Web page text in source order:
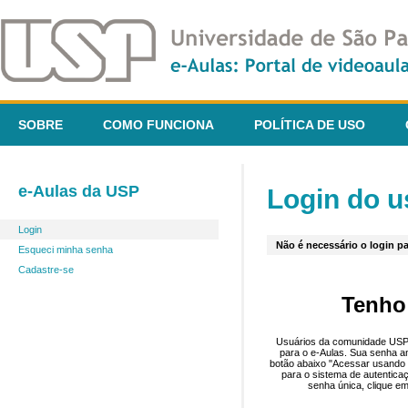
SOBRE COMO FUNCIONA POLÍTICA DE USO
e-Aulas da USP
Login
Esqueci minha senha
Cadastre-se
Login do
Não é necessário o login
Usuários da comunidade
para o e-Aulas. Sua senha
botão abaixo "Acessar
para o sistema de
senha única, clique